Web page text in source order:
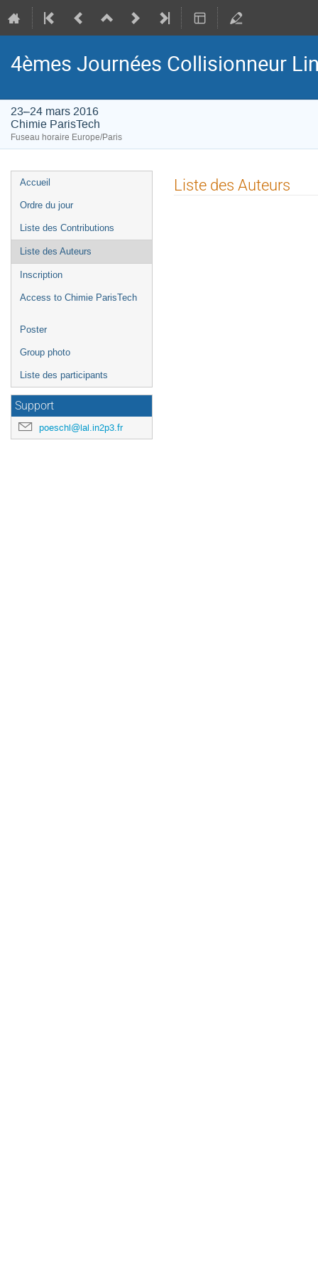
4èmes Journées Collisionneur
23–24 mars 2016
Chimie ParisTech
Fuseau horaire Europe/Paris
Menu
de
Accueil
Ordre du jour
Liste des Contributions
Liste des Auteurs
Inscription
Access to Chimie ParisTech
Poster
Group photo
Liste des participants
Support
poeschl@lal.in2p3.fr
Liste des Auteurs